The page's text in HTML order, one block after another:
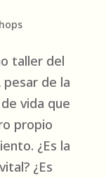
taller del
pesar de la
vida que
propio
¿Es la
¿Es